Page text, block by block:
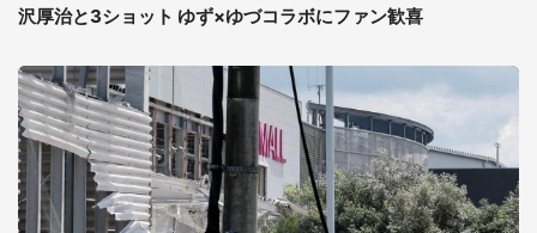
沢厚治と3ショット ゆず×ゆづコラボにファン歓喜